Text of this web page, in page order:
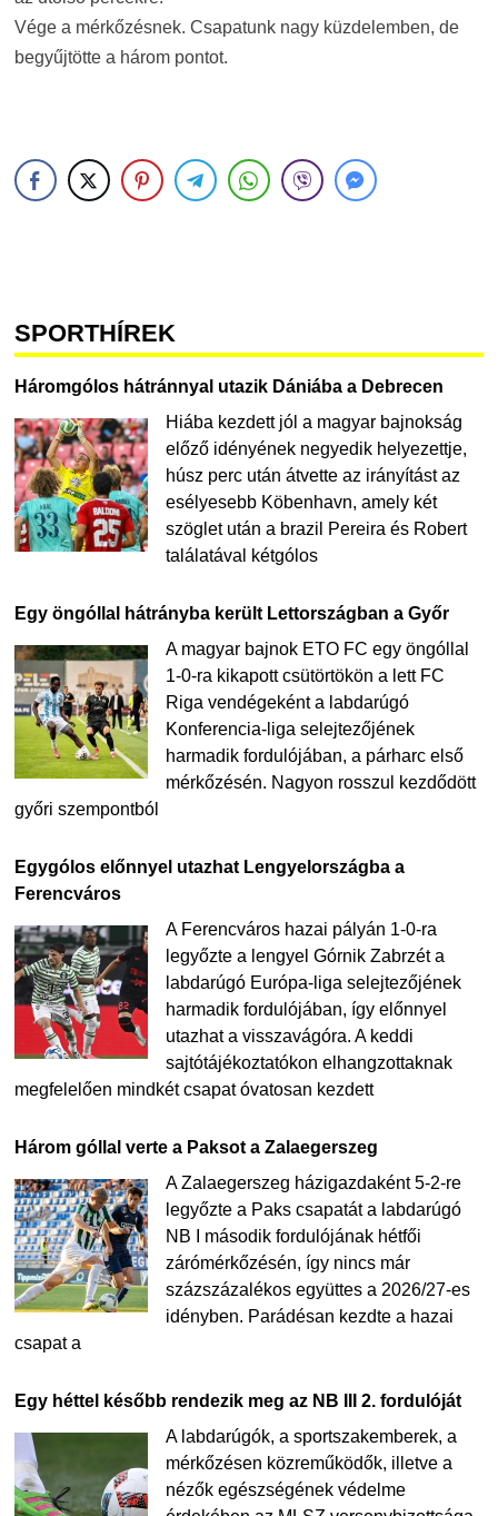
Vége a mérkőzésnek. Csapatunk nagy küzdelemben, de
begyűjtötte a három pontot.
SPORTHÍREK
Háromgólos hátránnyal utazik Dániába a Debrecen
Hiába kezdett jól a magyar bajnokság
előző idényének negyedik helyezettje,
húsz perc után átvette az irányítást az
esélyesebb Köbenhavn, amely két
szöglet után a brazil Pereira és Robert
találatával kétgólos
Egy öngóllal hátrányba került Lettországban a Győr
A magyar bajnok ETO FC egy öngóllal
1-0-ra kikapott csütörtökön a lett FC
Riga vendégeként a labdarúgó
Konferencia-liga selejtezőjének
harmadik fordulójában, a párharc első
mérkőzésén. Nagyon rosszul kezdődött
győri szempontból
Egygólos előnnyel utazhat Lengyelországba a
Ferencváros
A Ferencváros hazai pályán 1-0-ra
legyőzte a lengyel Górnik Zabrzét a
labdarúgó Európa-liga selejtezőjének
harmadik fordulójában, így előnnyel
utazhat a visszavágóra. A keddi
sajtótájékoztatókon elhangzottaknak
megfelelően mindkét csapat óvatosan kezdett
Három góllal verte a Paksot a Zalaegerszeg
A Zalaegerszeg házigazdaként 5-2-re
legyőzte a Paks csapatát a labdarúgó
NB I második fordulójának hétfői
zárómérkőzésén, így nincs már
százszázalékos együttes a 2026/27-es
idényben. Parádésan kezdte a hazai
csapat a
Egy héttel később rendezik meg az NB III 2. fordulóját
A labdarúgók, a sportszakemberek, a
mérkőzésen közreműködők, illetve a
nézők egészségének védelme